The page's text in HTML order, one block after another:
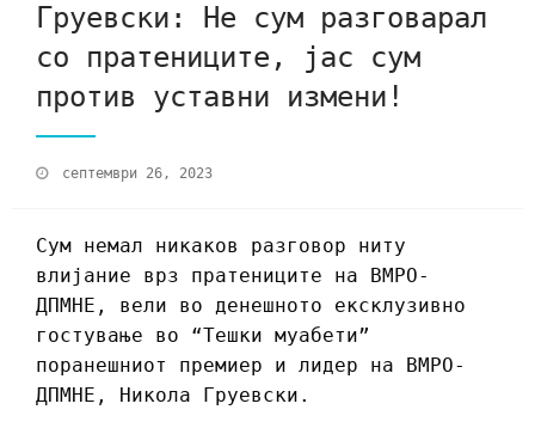
Груевски: Не сум разговарал
со пратениците, јас сум
против уставни измени!
септември 26, 2023
Сум немал никаков разговор ниту
влијание врз пратениците на ВМРО-
ДПМНЕ, вели во денешното ексклузивно
гостување во “Тешки муабети”
поранешниот премиер и лидер на ВМРО-
ДПМНЕ, Никола Груевски.